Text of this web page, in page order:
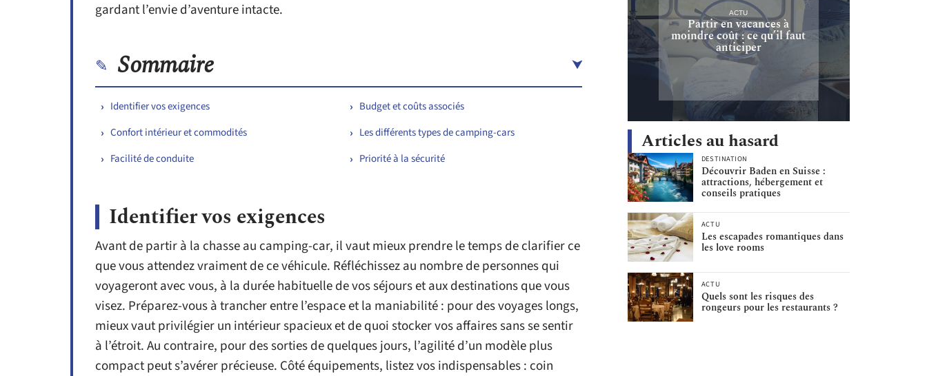
gardant l’envie d’aventure intacte.
Sommaire
Identifier vos exigences
Confort intérieur et commodités
Facilité de conduite
Budget et coûts associés
Les différents types de camping-cars
Priorité à la sécurité
Identifier vos exigences
Avant de partir à la chasse au camping-car, il vaut mieux prendre le temps de clarifier ce
que vous attendez vraiment de ce véhicule. Réfléchissez au nombre de personnes qui
voyageront avec vous, à la durée habituelle de vos séjours et aux destinations que vous
visez. Préparez-vous à trancher entre l’espace et la maniabilité : pour des voyages longs,
mieux vaut privilégier un intérieur spacieux et de quoi stocker vos affaires sans se sentir
à l’étroit. Au contraire, pour des sorties de quelques jours, l’agilité d’un modèle plus
compact peut s’avérer précieuse. Côté équipements, listez vos indispensables : coin
ACTU
Partir en vacances à
moindre coût : ce qu’il faut
anticiper
Articles au hasard
DESTINATION
Découvrir Baden en Suisse :
attractions, hébergement et
conseils pratiques
ACTU
Les escapades romantiques dans
les love rooms
ACTU
Quels sont les risques des
rongeurs pour les restaurants ?